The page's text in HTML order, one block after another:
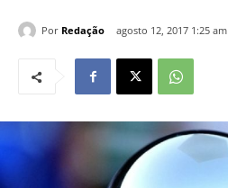
Por Redação agosto 12, 2017 1:25 am